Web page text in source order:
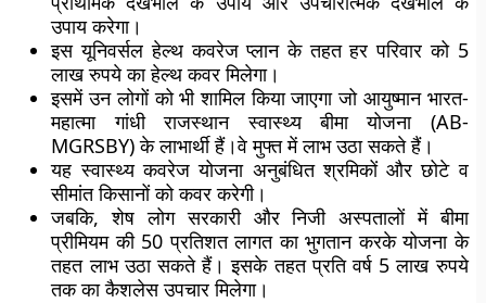
उपाय करेगा।
इस यूनिवर्सल हेल्थ कवरेज प्लान के तहत हर परिवार को 5
लाख रुपये का हेल्थ कवर मिलेगा।
इसमें उन लोगों को भी शामिल किया जाएगा जो आयुष्मान भारत-
महात्मा गांधी राजस्थान स्वास्थ्य बीमा योजना (AB-
MGRSBY) के लाभार्थी हैं।वे मुफ्त में लाभ उठा सकते हैं।
यह स्वास्थ्य कवरेज योजना अनुबंधित श्रमिकों और छोटे व
सीमांत किसानों को कवर करेगी।
जबकि, शेष लोग सरकारी और निजी अस्पतालों में बीमा
प्रीमियम की 50 प्रतिशत लागत का भुगतान करके योजना के
तहत लाभ उठा सकते हैं। इसके तहत प्रति वर्ष 5 लाख रुपये
तक का कैशलेस उपचार मिलेगा।